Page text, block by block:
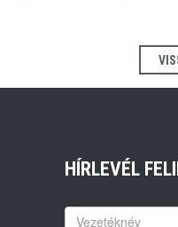
HÍRLEVÉL
Keresztnév